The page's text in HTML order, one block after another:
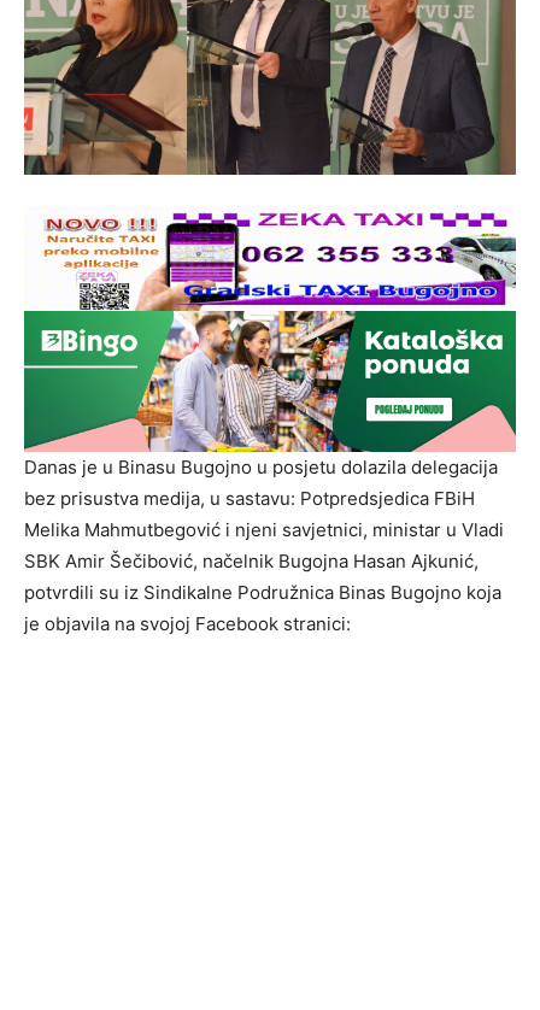
Danas je u Binasu Bugojno u posjetu dolazila delegacija
bez prisustva medija, u sastavu: Potpredsjedica FBiH
Melika Mahmutbegović i njeni savjetnici, ministar u Vladi
SBK Amir Šečibović, načelnik Bugojna Hasan Ajkunić,
potvrdili su iz Sindikalne Podružnica Binas Bugojno koja
je objavila na svojoj Facebook stranici: